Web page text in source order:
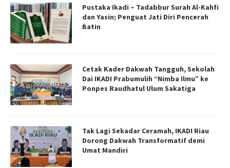
Pustaka Ikadi – Tadabbur Surah Al-Kahfi
dan Yasin; Penguat Jati Diri Pencerah
Batin
Cetak Kader Dakwah Tangguh, Sekolah
Dai IKADI Prabumulih “Nimba Ilmu” ke
Ponpes Raudhatul Ulum Sakatiga
Tak Lagi Sekadar Ceramah, IKADI Riau
Dorong Dakwah Transformatif demi
Umat Mandiri